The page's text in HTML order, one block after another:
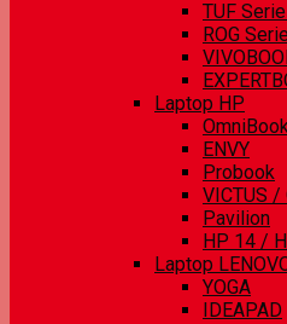
TUF
ROG
Laptop HP
ENVY
Probook
VICTUS /
Pavilion
HP 14 /
Laptop
YOGA
IDEAPAD